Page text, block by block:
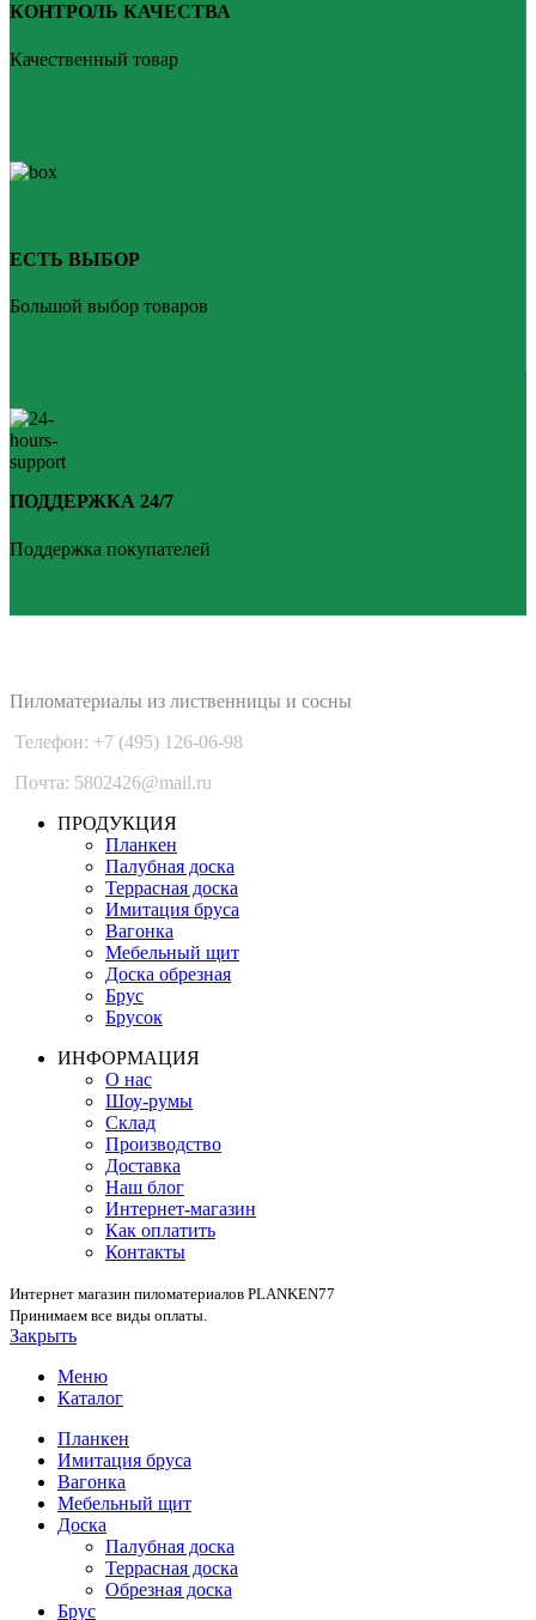
КОНТРОЛЬ КАЧЕСТВА
Качественный товар
ЕСТЬ ВЫБОР
Большой выбор товаров
ПОДДЕРЖКА 24/7
Поддержка покупателей
Пиломатериалы из лиственницы и сосны
Телефон: +7 (495) 126-06-98
Почта: 5802426@mail.ru
ПРОДУКЦИЯ
Планкен
Палубная доска
Террасная доска
Имитация бруса
Вагонка
Мебельный щит
Доска обрезная
Брус
Брусок
ИНФОРМАЦИЯ
О нас
Шоу-румы
Склад
Производство
Доставка
Наш блог
Интернет-магазин
Как оплатить
Контакты
Интернет магазин пиломатериалов PLANKEN77
Принимаем все виды оплаты.
Закрыть
Меню
Каталог
Планкен
Имитация бруса
Вагонка
Мебельный щит
Доска
Палубная доска
Террасная доска
Обрезная доска
Брус